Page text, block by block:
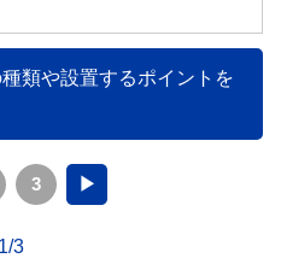
類や設置するポイントを
3 ▶
1/3